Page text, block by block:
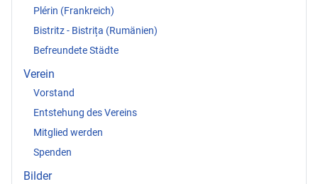
Plérin (Frankreich)
Bistritz - Bistrița (Rumänien)
Befreundete Städte
Verein
Vorstand
Entstehung des Vereins
Mitglied werden
Spenden
Bilder